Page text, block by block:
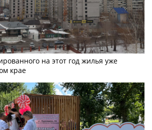
на этот год жилья уже
крае